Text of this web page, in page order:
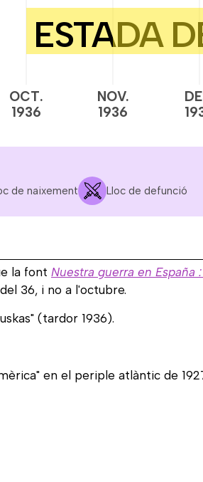
OCT.
1936
NOV.
1936
de naixement Lloc de defunció
la font Nuestra guerra en
36, i no a l'octubre.
(tardor 1936).
en el periple atlàntic de